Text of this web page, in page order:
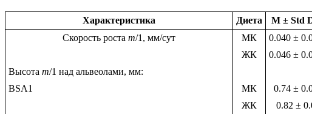
Характеристика Диета M ± Std
Скорость роста m/1, мм/сут МК 0.040 ±
ЖК
0.046 ±
Высота m/1 над альвеолами, мм:
BSA1
МК 0.74 ±
ЖК
0.82 ±